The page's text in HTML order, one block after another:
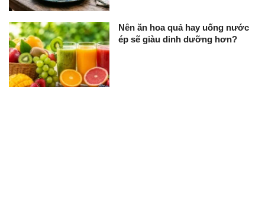
Nên ăn hoa quả hay uống nước
ép sẽ giàu dinh dưỡng hơn?